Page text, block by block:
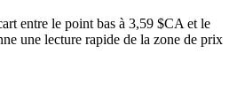
entre le point bas à 3,59 $CA et le
une lecture rapide de la zone de prix